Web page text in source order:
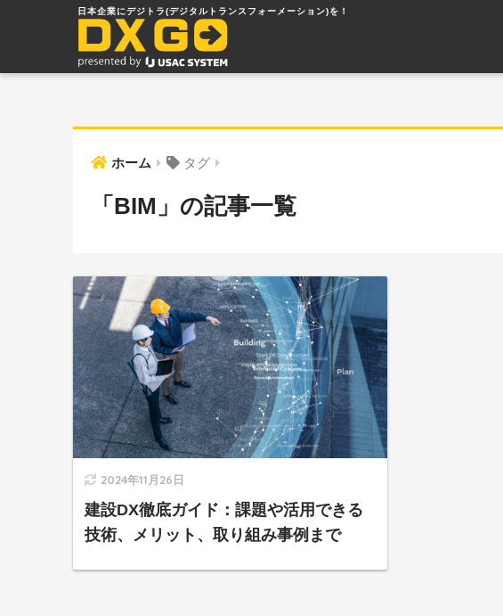
ホーム タグ
「BIM」の記事一覧
2024年11月26日
建設DX徹底ガイド：課題や活用できる
技術、メリット、取り組み事例まで